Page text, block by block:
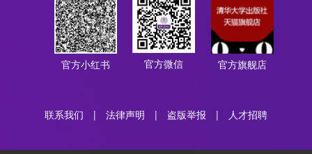
官方小红书 官方微信 官方旗舰店
联系我们 | 法律声明 | 盗版举报 | 人才招聘